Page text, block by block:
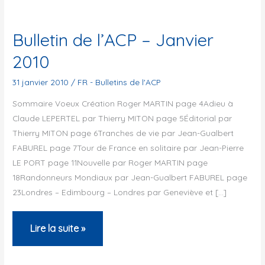
Bulletin de l’ACP – Janvier
2010
31 janvier 2010 / FR - Bulletins de l'ACP
Sommaire Voeux Création Roger MARTIN page 4Adieu à
Claude LEPERTEL par Thierry MITON page 5Éditorial par
Thierry MITON page 6Tranches de vie par Jean-Gualbert
FABUREL page 7Tour de France en solitaire par Jean-Pierre
LE PORT page 11Nouvelle par Roger MARTIN page
18Randonneurs Mondiaux par Jean-Gualbert FABUREL page
23Londres – Edimbourg – Londres par Geneviève et […]
Bulletin
de
Lire la suite »